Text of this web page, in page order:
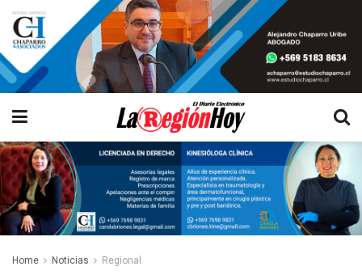
Home Noticias Regional